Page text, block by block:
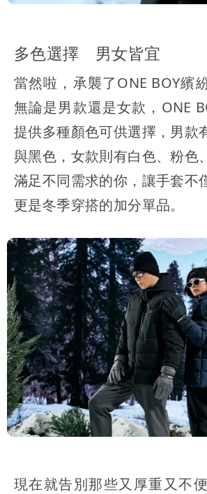
多色選擇 男女皆宜
當然啦，承襲了ONE BOY繽
無論是男款還是女款，ONE
提供多種顏色可供選擇，男款
與黑色，女款則有白色、粉色
滿足不同需求的你，讓手套不
更是冬季穿搭的加分單品。
現在就告別那些又厚重又不